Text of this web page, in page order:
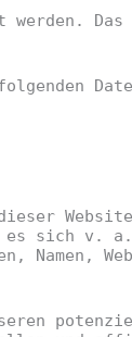
sich v. a.
Namen,